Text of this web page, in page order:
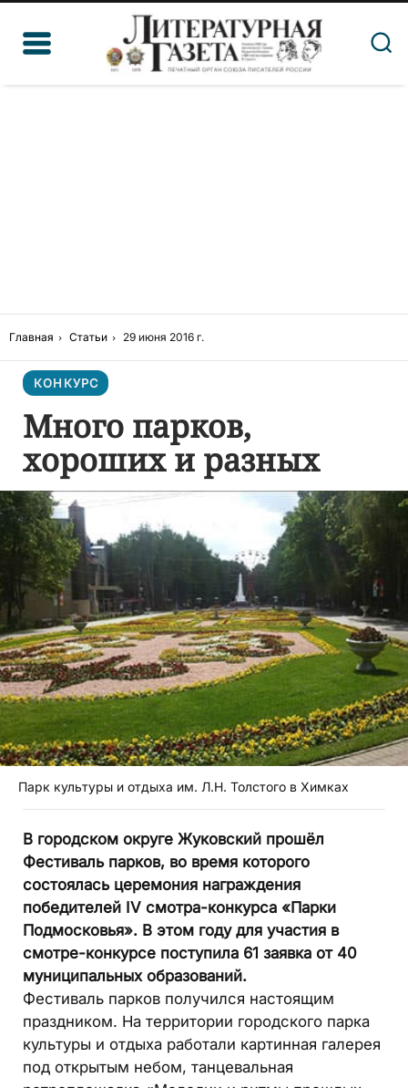
Главная Статьи 29 июня 2016 г.
КОНКУРС
Много парков,
хороших и разных
Парк культуры и отдыха им. Л.Н. Толстого в Химках
В городском округе Жуковский прошёл
Фестиваль парков, во время которого
состоялась церемония награждения
победителей IV смотра-конкурса «Парки
Подмосковья». В этом году для участия в
смотре-конкурсе поступила 61 заявка от 40
муниципальных образований.
Фестиваль парков получился настоящим
праздником. На территории городского парка
культуры и отдыха работали картинная галерея
под открытым небом, танцевальная